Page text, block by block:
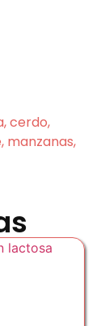
,cerdo,
, manzanas,